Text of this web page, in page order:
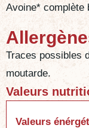
Avoine* complète
Traces possibles
moutarde.
Valeurs
Valeurs